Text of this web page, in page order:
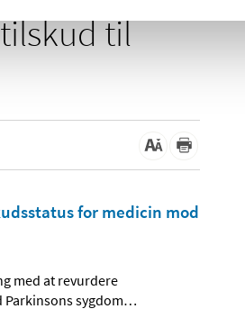
til
for medicin mod
med at revurdere
sygdom…